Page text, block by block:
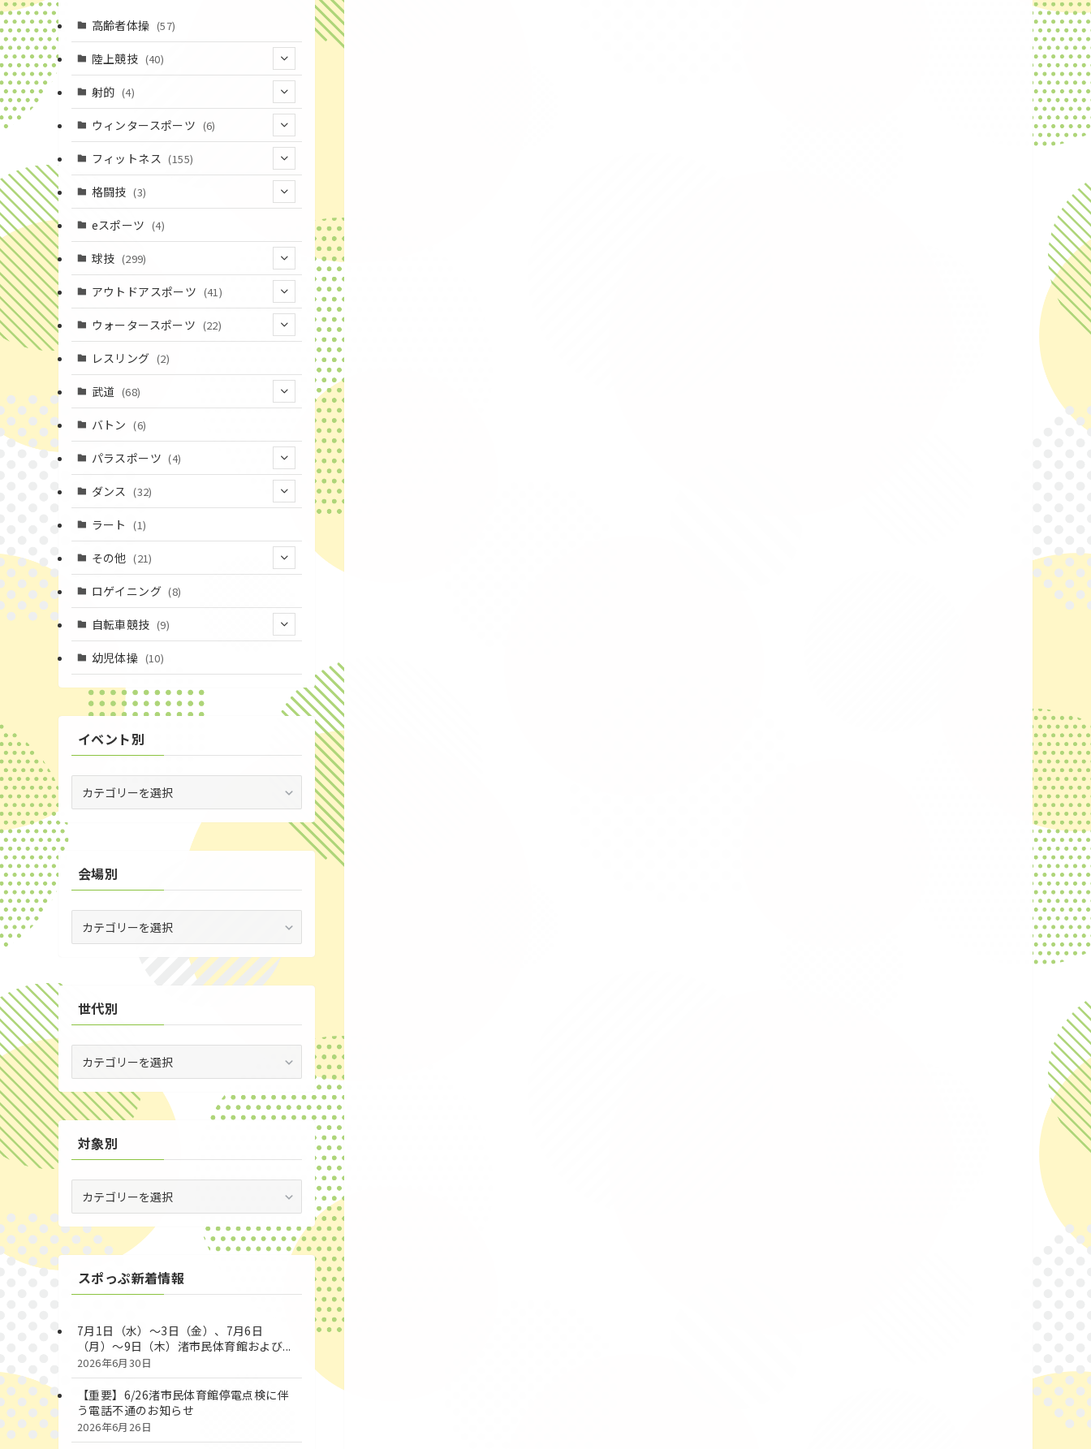
高齢者体操 (57)
陸上競技 (40)
(2)
(1)
射的 (4)
(4)
ウィンタースポーツ (6)
(6)
フィットネス (155)
(16)
(37)
(18)
(43)
(52)
格闘技 (3)
(3)
eスポーツ (4)
球技 (299)
(20)
(14)
(10)
(16)
(12)
(19)
(11)
(3)
(14)
(4)
(20)
(6)
(72)
(3)
(2)
(29)
(35)
アウトドアスポーツ (41)
(4)
(8)
ウォータースポーツ (22)
(7)
(15)
(1)
レスリング (2)
武道 (68)
(23)
(10)
(16)
(6)
バトン (6)
パラスポーツ (4)
ダンス (32)
(3)
(2)
ラート (1)
その他 (21)
(4)
(1)
ロゲイニング (8)
自転車競技 (9)
幼児体操 (10)
イベント別
会場別
世代別
別
対象別
別
スポっぷ新着情報
7月1日（水）～3日（金）、7月6日
（月）～9日（木）渚市民体育館および...
2026年6月30日
【重要】6/26渚市民体育館停電点検に伴
う電話不通のお知らせ
2026年6月26日